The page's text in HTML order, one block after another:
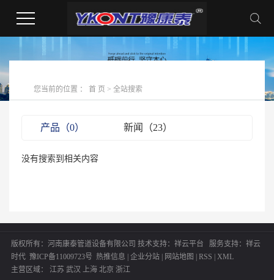
您当前的位置 ： 首 页 > 全站搜索
产品（0） 新闻（23）
没有搜索到相关内容
版权所有：河南康泰管道设备有限公司 技术支持： 祥云平台 服务支持： 祥云
时代 豫ICP备11009723号 热推信息 | 企业分站| 网站地图 | RSS | XML
主营区域： 江苏 武汉 上海 北京 浙江